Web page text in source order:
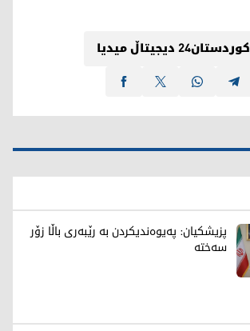
کوردستان24 دیجیتاڵ میدیا
پزیشکیان: پەیوەندیکردن بە رێبەری باڵا زۆر
سەختە